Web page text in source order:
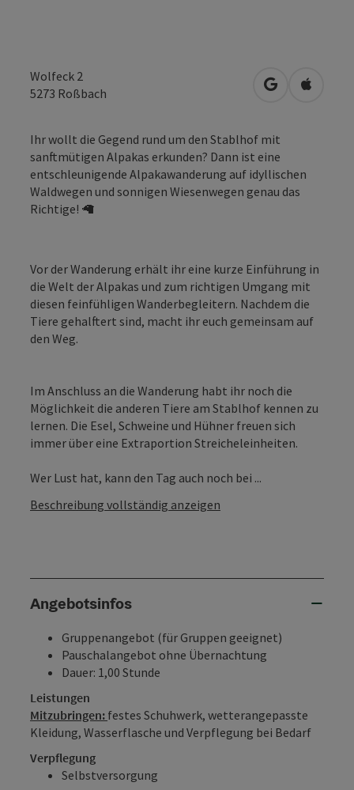
Wolfeck 2
5273 Roßbach in Google
in
Ihr wollt die Gegend rund um den Stablhof mit
sanftmütigen Alpakas erkunden? Dann ist eine
entschleunigende Alpakawanderung auf idyllischen
Waldwegen und sonnigen Wiesenwegen genau das
Richtige! 🦙
Vor der Wanderung erhält ihr eine kurze Einführung in
die Welt der Alpakas und zum richtigen Umgang mit
diesen feinfühligen Wanderbegleitern. Nachdem die
Tiere gehalftert sind, macht ihr euch gemeinsam auf
den Weg.
Im Anschluss an die Wanderung habt ihr noch die
Möglichkeit die anderen Tiere am Stablhof kennen zu
lernen. Die Esel, Schweine und Hühner freuen sich
immer über eine Extraportion Streicheleinheiten.
Wer Lust hat, kann den Tag auch noch bei ...
Beschreibung vollständig anzeigen
Angebotsinfos
Gruppenangebot (für Gruppen geeignet)
Pauschalangebot ohne Übernachtung
Dauer: 1,00 Stunde
Leistungen
Mitzubringen: festes Schuhwerk, wetterangepasste
Kleidung, Wasserflasche und Verpflegung bei Bedarf
Verpflegung
Selbstversorgung